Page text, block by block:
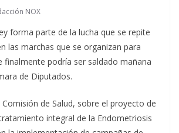
NOX
forma parte de la lucha que se repite
las marchas que se organizan para
finalmente podría ser saldado mañana
de Diputados.
de Salud, sobre el proyecto de
integral de la Endometriosis